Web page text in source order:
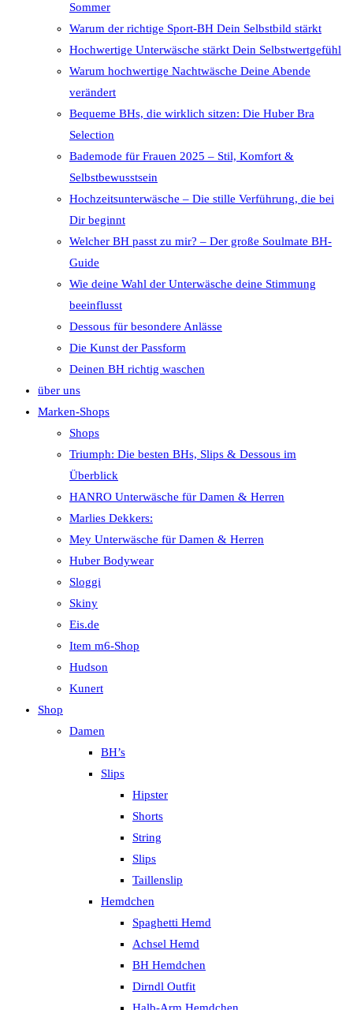
Sommer
Warum der richtige Sport-BH Dein Selbstbild stärkt
Hochwertige Unterwäsche stärkt Dein Selbstwertgefühl
Warum hochwertige Nachtwäsche Deine Abende
verändert
Bequeme BHs, die wirklich sitzen: Die Huber Bra
Selection
Bademode für Frauen 2025 – Stil, Komfort &
Selbstbewusstsein
Hochzeitsunterwäsche – Die stille Verführung, die bei
Dir beginnt
Welcher BH passt zu mir? – Der große Soulmate BH-
Guide
Wie deine Wahl der Unterwäsche deine Stimmung
beeinflusst
Dessous für besondere Anlässe
Die Kunst der Passform
Deinen BH richtig waschen
über uns
Marken-Shops
Shops
Triumph: Die besten BHs, Slips & Dessous im
Überblick
HANRO Unterwäsche für Damen & Herren
Marlies Dekkers:
Mey Unterwäsche für Damen & Herren
Huber Bodywear
Sloggi
Skiny
Eis.de
Item m6-Shop
Hudson
Kunert
Shop
Damen
BH’s
Slips
Hipster
Shorts
String
Slips
Taillenslip
Hemdchen
Spaghetti Hemd
Achsel Hemd
BH Hemdchen
Dirndl Outfit